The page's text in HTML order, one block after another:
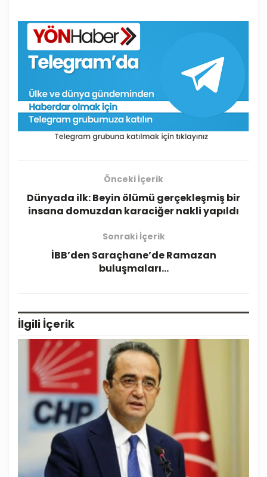
Önceki İçerik
Dünyada ilk: Beyin ölümü gerçekleşmiş bir
insana domuzdan karaciğer nakli yapıldı
Sonraki İçerik
İBB’den Saraçhane’de Ramazan
buluşmaları…
İlgili İçerik